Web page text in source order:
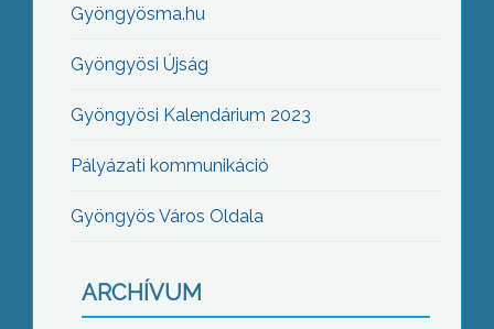
Gyöngyösma.hu
Gyöngyösi Újság
Gyöngyösi Kalendárium 2023
Pályázati kommunikáció
Gyöngyös Város Oldala
ARCHÍVUM